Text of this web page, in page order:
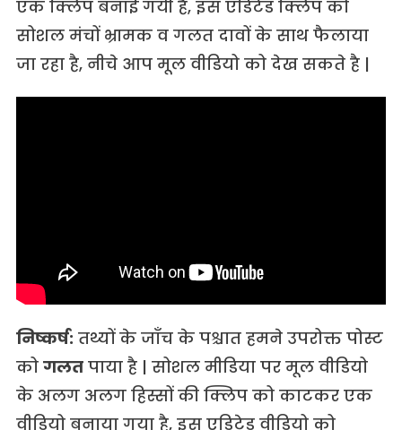
एक क्लिप बनाई गयी है, इस एडिटेड क्लिप को
सोशल मंचों भ्रामक व गलत दावों के साथ फैलाया
जा रहा है, नीचे आप मूल वीडियो को देख सकते है |
निष्कर्ष: तथ्यों के जाँच के पश्चात हमने उपरोक्त पोस्ट
को गलतपाया है | सोशल मीडिया पर मूल वीडियो
के अलग अलग हिस्सों की क्लिप को काटकर एक
वीडियो बनाया गया है, इस एडिटेड वीडियो को